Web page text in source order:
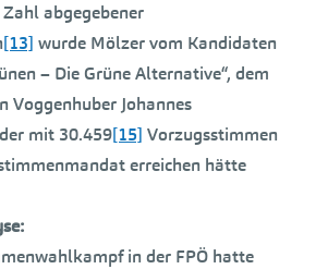
abgegebener
[13] wurde Mölzer vom Kandidaten
– Die Grüne Alternative“, dem
Voggenhuber Johannes
mit 30.459[15] Vorzugsstimmen
erreichen hätte
in der FPÖ hatte